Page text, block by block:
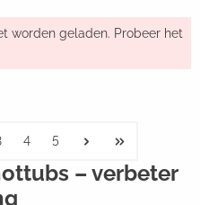
worden geladen. Probeer het
4 5
– verbeter